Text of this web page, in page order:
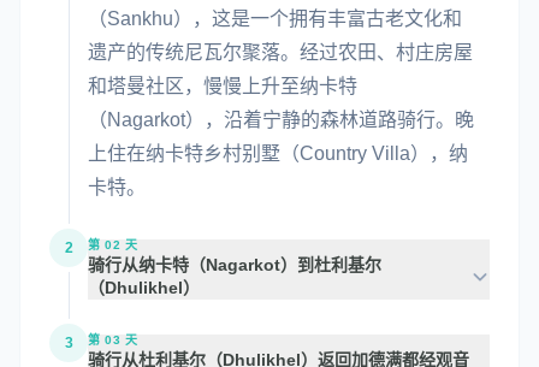
（Sankhu），这是一个拥有丰富古老文化和
遗产的传统尼瓦尔聚落。经过农田、村庄房屋
和塔曼社区，慢慢上升至纳卡特
（Nagarkot），沿着宁静的森林道路骑行。晚
上住在纳卡特乡村别墅（Country Villa），纳
卡特。
2 第 02 天
骑行从纳卡特（Nagarkot）到杜利基尔
（Dhulikhel）
3 第 03 天
骑行从杜利基尔（Dhulikhel）返回加德满都经观音